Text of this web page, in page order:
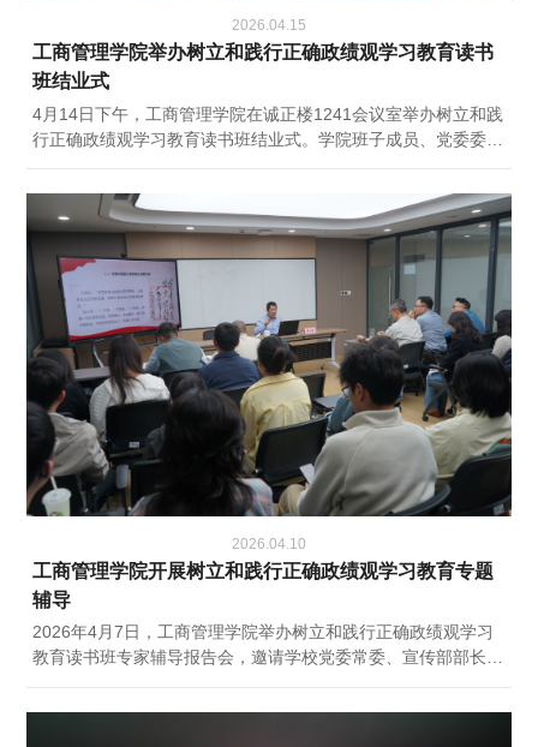
2026.04.15
工商管理学院举办树立和践行正确政绩观学习教育读书
班结业式
4月14日下午，工商管理学院在诚正楼1241会议室举办树立和践
行正确政绩观学习教育读书班结业式。学院班子成员、党委委
员、党支部书记参加学习。会议强调，要以读书班为深化学习教
育的新起点，持续深化理论武装，在学思践悟中筑牢“为党育
人、为国育才”的思想根基。把学习贯彻习近平总书记树立和践
行正确政绩观的重要论述作为长期政治任务，与学习习近平总书
记关于一体推进教育科技人才发展重要论述结合起来，与学习贯
彻党的二十届四中全会精神结合起来，...
2026.04.10
工商管理学院开展树立和践行正确政绩观学习教育专题
辅导
2026年4月7日，工商管理学院举办树立和践行正确政绩观学习
教育读书班专家辅导报告会，邀请学校党委常委、宣传部部长、
马克思主义学院院长陈宗权作专题辅导，学院领导班子成员、党
委委员、师生党员代表等参加。陈宗权从“为政之道，常思常